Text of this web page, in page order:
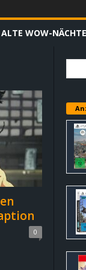
ALTE WOW-NÄCHTE
0